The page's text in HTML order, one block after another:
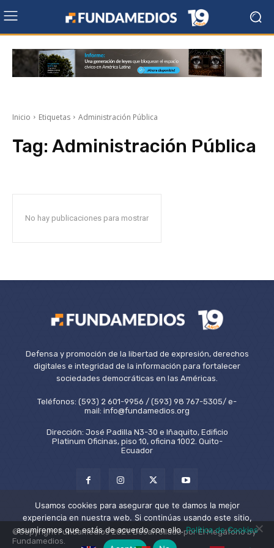
Inicio Etiquetas Administración Pública
Tag: Administración Pública
No hay publicaciones para mostrar
Defensa y promoción de la libertad de expresión, derechos
digitales e integridad de la información para fortalecer
sociedades democráticas en las Américas.
Teléfonos: (593) 2 601-9956 / (593) 98 767-5305/ e-
mail: info@fundamedios.org
Dirección: José Padilla N3-30 e Iñaquito, Edificio
Platinum Oficinas, piso 10, oficina 1002. Quito-
Ecuador
©Copyright Fundamedios 2021. Desarrollado por El Megáfono by
Fundamedios.
Usamos cookies para asegurar que te damos la mejor
experiencia en nuestra web. Si continúas usando este sitio,
asumiremos que estás de acuerdo con ello.Política de Cookies